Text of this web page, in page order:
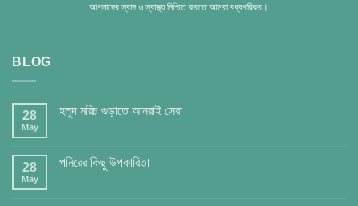
আপনাদের স্বাদ ও স্বাস্থ্য নিশ্চিত করতে আমরা বধ্যপরিকর।
BLOG
28
May
হলুদ মরিচ গুড়াতে আনরাই সেরা
28
May
পনিরের কিছু উপকারিতা